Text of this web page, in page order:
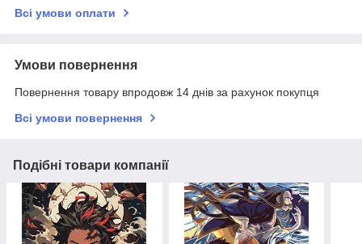
Всі умови оплати
Умови повернення
Повернення товару впродовж 14 днів за рахунок покупця
Всі умови повернення
Подібні товари компанії